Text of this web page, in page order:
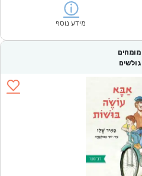
מידע נוסף
מומחים
גולשים